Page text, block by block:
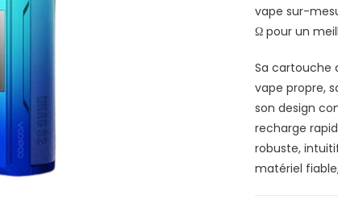
vape sur-
Ω pour un
Sa cartouche
vape propre,
son design
recharge
robuste,
matériel